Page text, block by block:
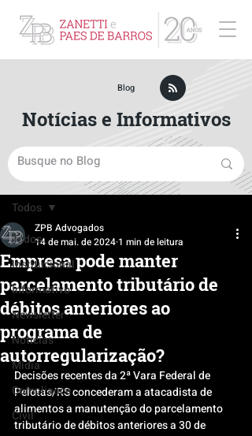
Post
Todos
Institucional
Informativo
Newsletter
Notícias
Mídia
Compliance
Civil
Todos
Empresa pode manter
parcelamento tributário de
débitos anteriores ao
programa de
autorregularização?
ZPB Advogados
14 de mai. de 2024 1 min de leitura
Decisões recentes da 2ª Vara Federal de
Pelotas/RS concederam a atacadista de
alimentos a manutenção do parcelamento
tributário de débitos anteriores a 30 de
Blog
Notícias e Informativos